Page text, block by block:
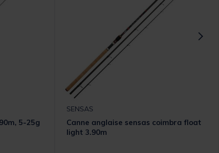
5-25g
SENSAS
Canne anglaise sensas coimbra float
light 3.90m